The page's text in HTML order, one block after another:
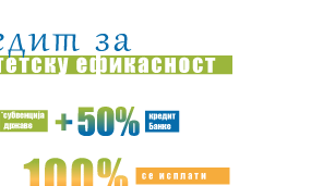
veliki skup u Novom Sadu: Očekujem pobedu
visi o koncu: Zbog čega se republikanci okreću
jedan komad koji ćete nositi godinama, to je